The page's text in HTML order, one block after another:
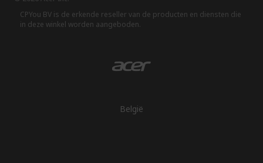
CPYou BV is de erkende reseller van de producten en diensten die
in deze winkel worden aangeboden.
België